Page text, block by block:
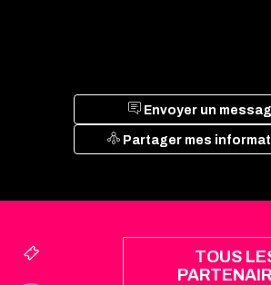
Envoyer un
Partager mes
TOUS